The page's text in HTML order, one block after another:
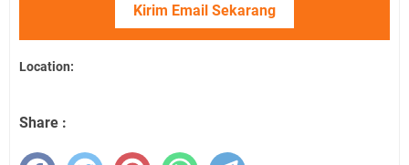
Kirim Email Sekarang
Location:
Share :